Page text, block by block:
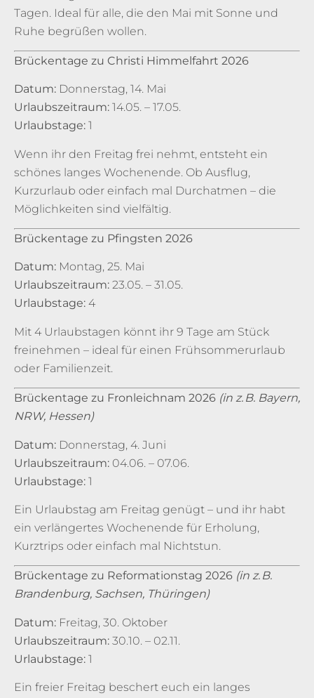
Tagen. Ideal für alle, die den Mai mit Sonne und
Ruhe begrüßen wollen.
Brückentage zu Christi Himmelfahrt 2026
Datum: Donnerstag, 14. Mai
Urlaubszeitraum: 14.05. – 17.05.
Urlaubstage: 1
Wenn ihr den Freitag frei nehmt, entsteht ein
schönes langes Wochenende. Ob Ausflug,
Kurzurlaub oder einfach mal Durchatmen – die
Möglichkeiten sind vielfältig.
Brückentage zu Pfingsten 2026
Datum: Montag, 25. Mai
Urlaubszeitraum: 23.05. – 31.05.
Urlaubstage: 4
Mit 4 Urlaubstagen könnt ihr 9 Tage am Stück
freinehmen – ideal für einen Frühsommerurlaub
oder Familienzeit.
Brückentage zu Fronleichnam 2026 (in z. B. Bayern,
NRW, Hessen)
Datum: Donnerstag, 4. Juni
Urlaubszeitraum: 04.06. – 07.06.
Urlaubstage: 1
Ein Urlaubstag am Freitag genügt – und ihr habt
ein verlängertes Wochenende für Erholung,
Kurztrips oder einfach mal Nichtstun.
Brückentage zu Reformationstag 2026 (in z. B.
Brandenburg, Sachsen, Thüringen)
Datum: Freitag, 30. Oktober
Urlaubszeitraum: 30.10. – 02.11.
Urlaubstage: 1
Ein freier Freitag beschert euch ein langes